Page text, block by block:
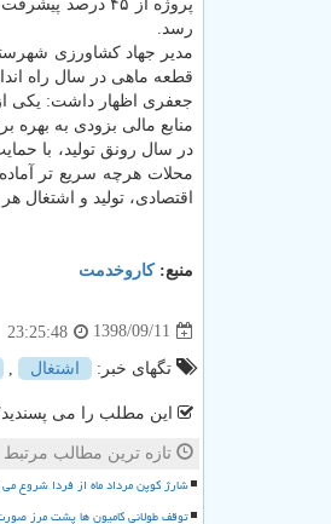
پروژه از ۴۵
رسد.
قطعه ماهی در سال راه
جعفری اظهار داشت: یكی از
منابع مالی بزودی به بهره
در سال رونق تولید، با
محلات هرچه سریع تر
اقتصادی، تولید و اشتغال
منبع:كاروخدمت
1398/09/11
23:25:48
تگهای خبر: اشتغال
این مطلب را می
تازه ترین مطالب مرتبط
شارژ کوپن مرداد ماه از فردا شروع
توقف طولانی کامیون ها پشت مرز